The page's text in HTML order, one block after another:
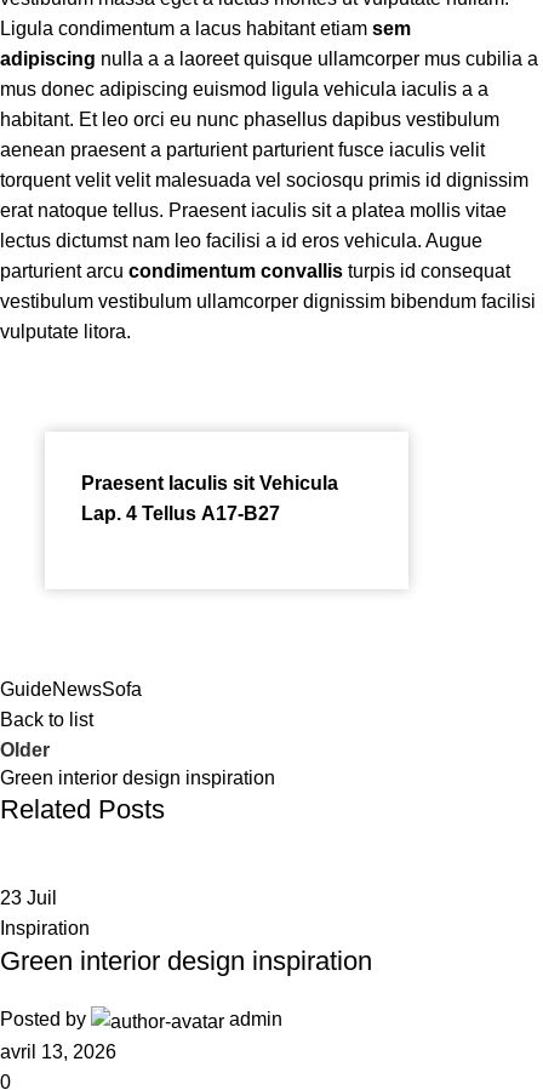
Ligula condimentum a lacus habitant etiam sem
adipiscing nulla a a laoreet quisque ullamcorper mus cubilia a
mus donec adipiscing euismod ligula vehicula iaculis a a
habitant. Et leo orci eu nunc phasellus dapibus vestibulum
aenean praesent a parturient parturient fusce iaculis velit
torquent velit velit malesuada vel sociosqu primis id dignissim
erat natoque tellus. Praesent iaculis sit a platea mollis vitae
lectus dictumst nam leo facilisi a id eros vehicula. Augue
parturient arcu condimentum convallis turpis id consequat
vestibulum vestibulum ullamcorper dignissim bibendum facilisi
vulputate litora.
Praesent Iaculis sit Vehicula
Lap. 4 Tellus A17-B27
GuideNewsSofa
Back to list
Older
Green interior design inspiration
Related Posts
23 Juil
Inspiration
Green interior design inspiration
Posted by
admin
avril 13, 2026
0